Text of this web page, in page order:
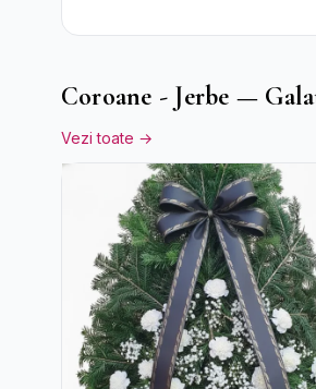
Coroane - Jerbe —
Vezi toate →